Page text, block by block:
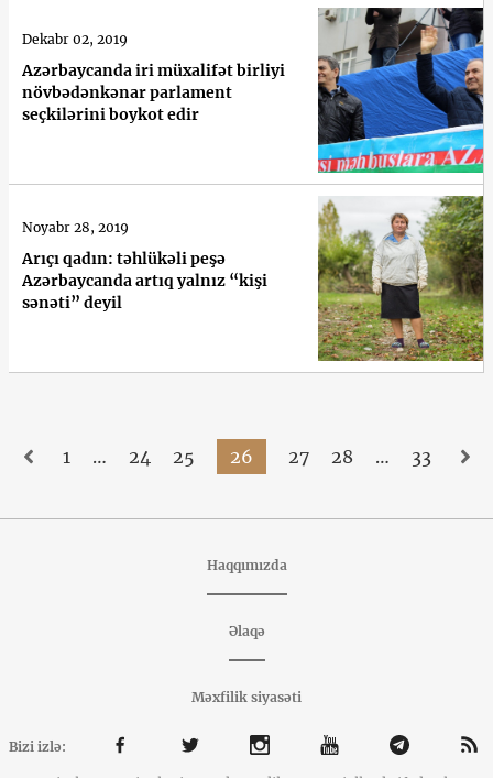
Azərbaycanda iri müxalifət birliyi
növbədənkənar parlament
seçkilərini boykot edir
Dekabr 02, 2019
Arıçı qadın: təhlükəli peşə
Azərbaycanda artıq yalnız “kişi
sənəti” deyil
Noyabr 28, 2019
1 … 24 25 26 27 28 … 33
Haqqımızda
Əlaqə
Məxfilik siyasəti
Bizi izlə: